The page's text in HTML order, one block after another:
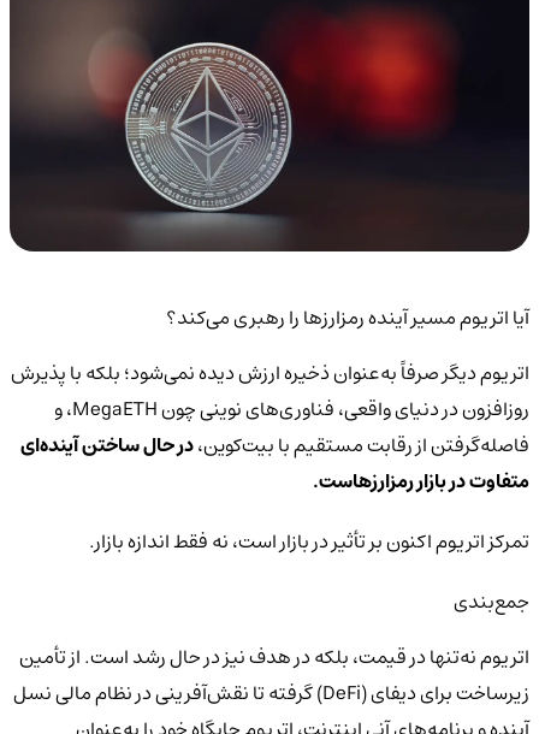
آیا اتریوم مسیر آینده رمزارزها را رهبری می‌کند؟
اتریوم دیگر صرفاً به‌عنوان ذخیره ارزش دیده نمی‌شود؛ بلکه با پذیرش
روزافزون در دنیای واقعی، فناوری‌های نوینی چون MegaETH، و
فاصله‌گرفتن از رقابت مستقیم با بیت‌کوین،در حال ساختن آینده‌ای
متفاوت در بازار رمزارزهاست.
تمرکز اتریوم اکنون بر تأثیر در بازار است، نه فقط اندازه بازار.
جمع‌بندی
اتریوم نه‌تنها در قیمت، بلکه در هدف نیز در حال رشد است. از تأمین
زیرساخت برای دیفای (DeFi) گرفته تا نقش‌آفرینی در نظام مالی نسل